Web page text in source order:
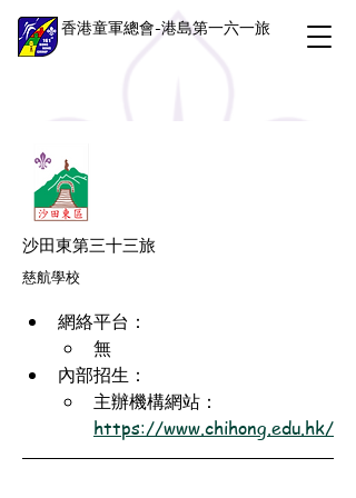
香港童軍總會-港島第一六一旅
沙田東第三十三旅
慈航學校
網絡平台：
無
內部招生：
主辦機構網站：
https://www.chihong.edu.hk/